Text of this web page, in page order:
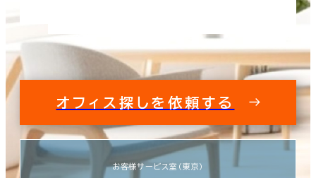
オフィス探しを依頼する
お客様サービス室（東京）